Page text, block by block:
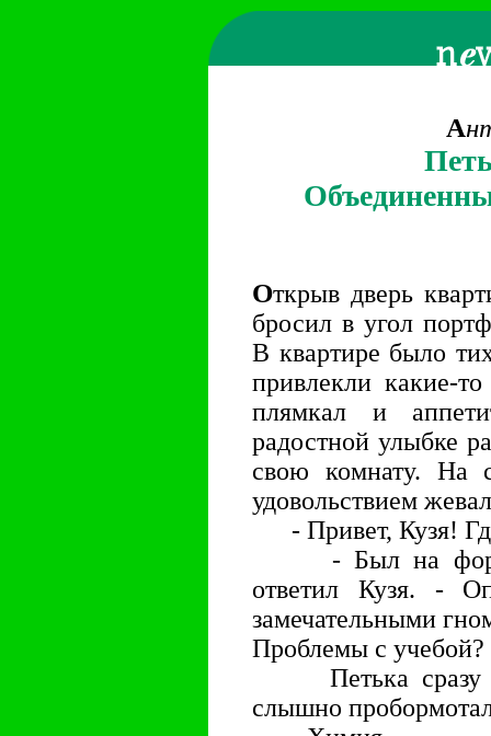
А
Открыв дверь
бросил в угол
В квартире было
привлекли какие-
плямкал и
радостной улыбке
свою комнату. На
удовольствием
- Привет, Кузя!
- Был на
ответил Кузя. -
замечательными
Проблемы с учебой?
Петька сразу
слышно